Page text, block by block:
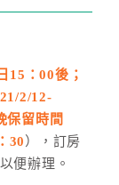
辦理。
：
15：00後；
2/12-
保留時間
30），訂房
便辦理。